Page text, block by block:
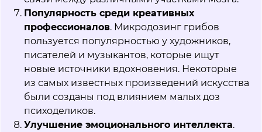
Популярность среди креативных
профессионалов. Микродозинг грибов
пользуется популярностью у художников,
писателей и музыкантов, которые ищут
новые источники вдохновения. Некоторые
из самых известных произведений искусства
были созданы под влиянием малых доз
психоделиков.
Улучшение эмоционального интеллекта.